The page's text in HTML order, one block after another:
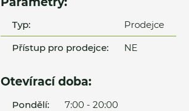
Typ:
Prodejce
Přístup pro prodejce:
NE
Otevírací doba:
Pondělí:
7:00 - 20:00